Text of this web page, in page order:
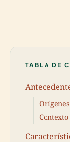
TABLA DE